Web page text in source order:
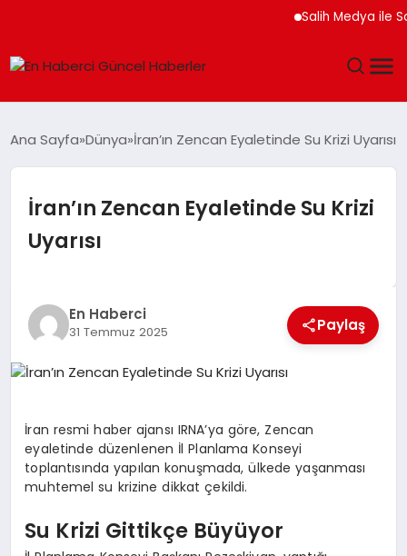
Salih Medya ile
SPOR
SAĞLIK
MAGAZIN
EĞITIM
Ana Sayfa Dünya İran’ın Zencan Eyaletinde Su Krizi Uyarısı
İran’ın Zencan Eyaletinde Su Krizi
Uyarısı
En Haberci
31 Temmuz 2025 Paylaş
İran resmi haber ajansı IRNA’ya göre, Zencan
eyaletinde düzenlenen İl Planlama Konseyi
toplantısında yapılan konuşmada, ülkede yaşanması
muhtemel su krizine dikkat çekildi.
Su Krizi Gittikçe Büyüyor